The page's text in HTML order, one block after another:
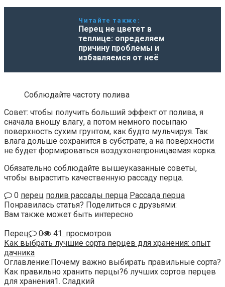
Читайте также:
Перец не цветет в
теплице: определяем
причину проблемы и
избавляемся от неё
Соблюдайте частоту полива
Совет: чтобы получить больший эффект от полива, я
сначала вношу влагу, а потом немного посыпаю
поверхность сухим грунтом, как будто мульчируя. Так
влага дольше сохранится в субстрате, а на поверхности
не будет формироваться воздухонепроницаемая корка.
Обязательно соблюдайте вышеуказанные советы,
чтобы вырастить качественную рассаду перца.
0 перец полив рассады перца Рассада перца
Понравилась статья? Поделиться с друзьями:
Вам также может быть интересно
Перец
0
41. просмотров
Как выбрать лучшие сорта перцев для хранения: опыт
дачника
Оглавление:Почему важно выбирать правильные сорта?
Как правильно хранить перцы?6 лучших сортов перцев
для хранения1. Сладкий